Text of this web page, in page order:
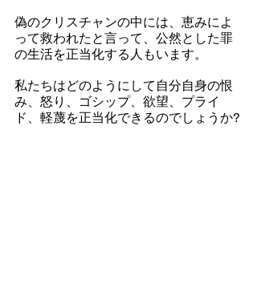
偽のクリスチャンの中には、恵みによ
って救われたと言って、公然とした罪
の生活を正当化する人もいます。
私たちはどのようにして自分自身の恨
み、怒り、ゴシップ、欲望、プライ
ド、軽蔑を正当化できるのでしょうか?